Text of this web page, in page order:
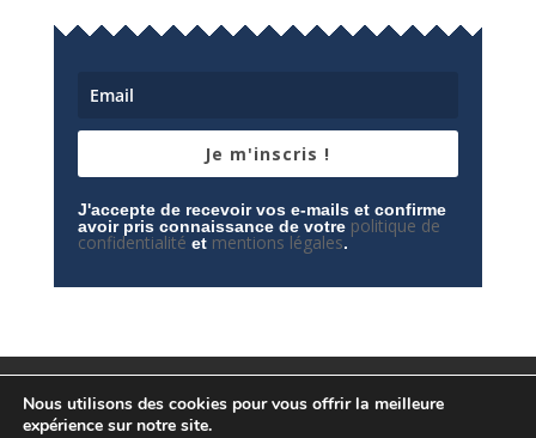
Je m'inscris !
J'accepte de recevoir vos e-mails et confirme
avoir pris connaissance de votre politique de
confidentialité et mentions légales.
Espace privé
Politique de confidentialité
Nous utilisons des cookies pour vous offrir la meilleure
expérience sur notre site.